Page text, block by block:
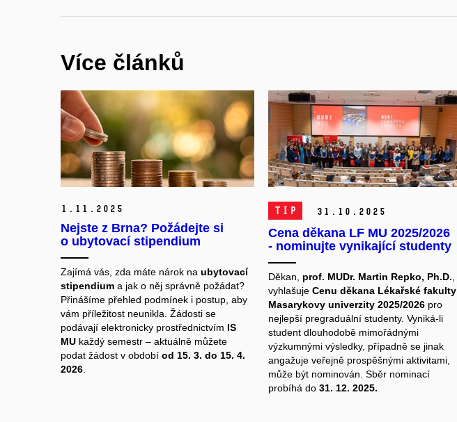
Více článků
1. 11. 2025
Nejste z Brna? Požádejte si
o ubytovací stipendium
Zajímá vás, zda máte nárok na ubytovací
stipendium a jak o něj správně požádat?
Přinášíme přehled podmínek i postup, aby
vám příležitost neunikla. Žádosti se
podávají elektronicky prostřednictvím IS
MU každý semestr – aktuálně můžete
podat žádost v období od 15. 3. do 15. 4.
2026
TIP 31. 10. 2025
Cena děkana LF MU 2025/2026
- nominujte vynikající studenty
Děkan, prof. MUDr. Martin Repko, Ph.D.
vyhlašuje Cenu děkana Lékařské fakulty
Masarykovy univerzity 2025/2026pro
nejlepší pregraduální studenty. Vyniká-li
student dlouhodobě mimořádnými
výzkumnými výsledky, případně se jinak
angažuje veřejně prospěšnými aktivitami,
může být nominován. Sběr nominací
probíhá do 31. 12. 2025.